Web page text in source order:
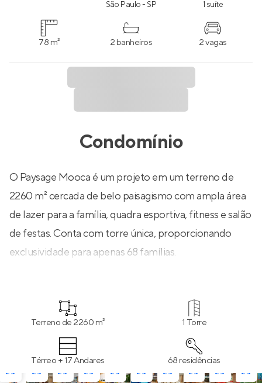
São Paulo - SP 1 suíte
78 m² 2 banheiros 2 vagas
Condomínio
O Paysage Mooca é um projeto em um terreno de
2260 m² cercada de belo paisagismo com ampla área
de lazer para a família, quadra esportiva, fitness e salão
de festas. Conta com torre única, proporcionando
exclusividade para apenas 68 famílias.
Terreno de 2260 m² 1 Torre
Térreo + 17 Andares 68 residências